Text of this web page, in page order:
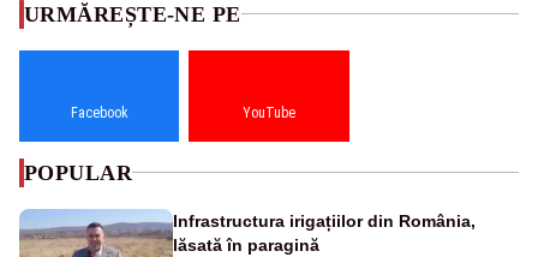
URMĂREȘTE-NE PE
Facebook YouTube
POPULAR
Infrastructura irigațiilor din România,
lăsată în paragină